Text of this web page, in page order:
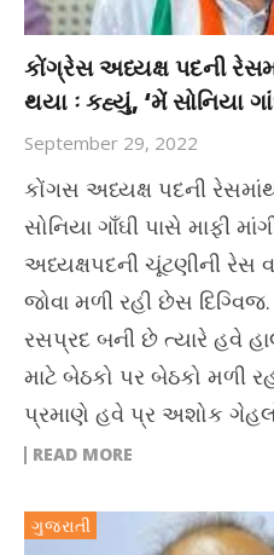
કોંગ્રેસ અધ્યક્ષ પદની
થયા ઃ કહ્યું, ‘મેં સોનિયા
September 29, 2022
કોંગસ અધ્યક્ષ પદની
સોનિયા ગાઁઘી પાસે માફી
અધ્યક્ષપદની ચૂંટણીની રેસ
જોવા મળી રહી છેસ
રસપ્રદ બની છે ત્યારે હવે
માટે બેઠકો પર બેઠકો મળી
પ્રમાણે હવે પ્ર અશોક
READ MORE
ગુજરાતી